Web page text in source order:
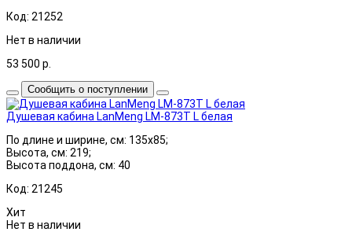
Код: 21252
Нет в наличии
53 500 р.
Сообщить о поступлении
Душевая кабина LanMeng LM-873T L белая
По длине и ширине, см: 135x85;
Высота, см: 219;
Высота поддона, см: 40
Код: 21245
Хит
Нет в наличии